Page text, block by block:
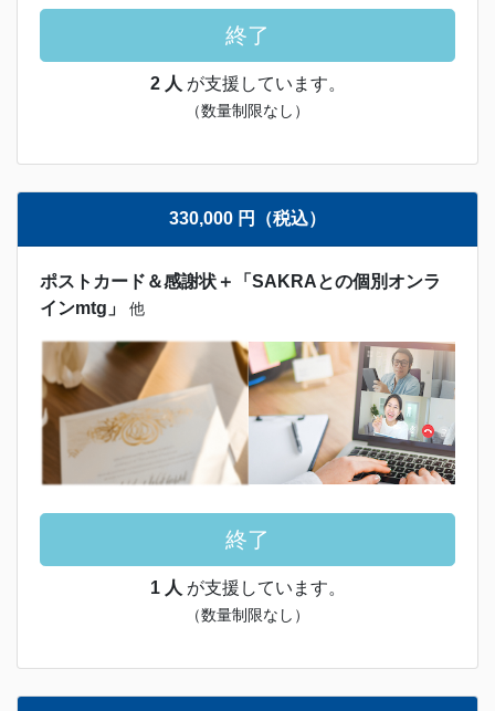
終了
2 人 が支援しています。
（数量制限なし）
330,000 円（税込）
ポストカード＆感謝状＋「SAKRAとの個別オンラ
インmtg」
他
終了
1 人 が支援しています。
（数量制限なし）